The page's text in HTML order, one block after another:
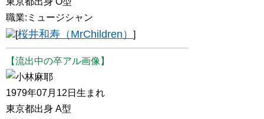
職業:ミュージシャン
[桜井和寿（MrChildren） ]
【流出中の卒アル画像】
小林麻耶
1979年07月12日生まれ
東京都出身 A型